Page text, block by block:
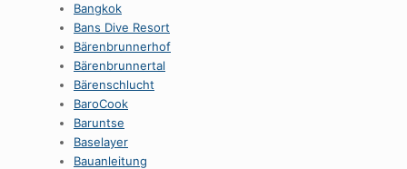
Bangkok
Bans Dive Resort
Bärenbrunnerhof
Bärenbrunnertal
Bärenschlucht
BaroCook
Baruntse
Baselayer
Bauanleitung